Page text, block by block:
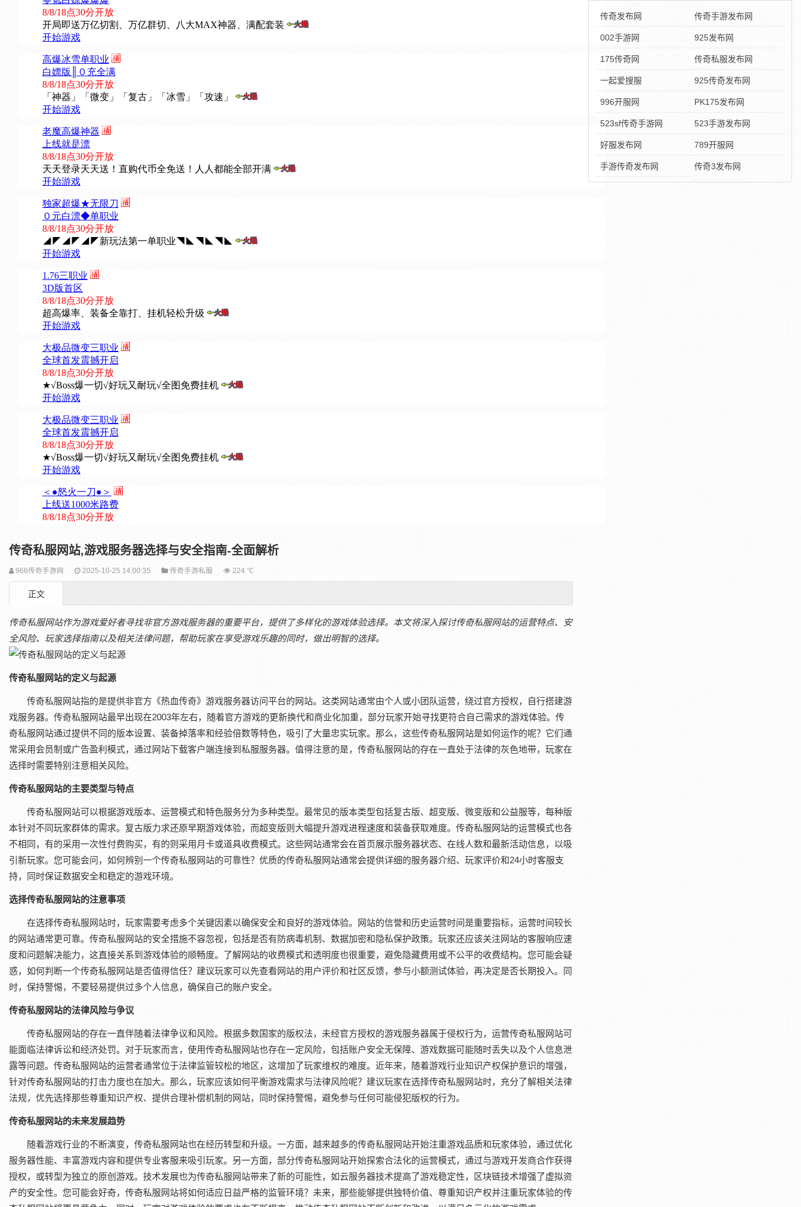
传奇私服网站,游戏服务器选择与安全指南-全面解析
966传奇手游网 2025-10-25 14:00:35 传奇手游私服 224 ℃
正文
传奇私服网站作为游戏爱好者寻找非官方游戏服务器的重要平台，提供了多样化的游戏体验选择。本文将深入探讨传奇私服网站的运营特点、安
全风险、玩家选择指南以及相关法律问题，帮助玩家在享受游戏乐趣的同时，做出明智的选择。
传奇私服网站的定义与起源
传奇私服网站指的是提供非官方《热血传奇》游戏服务器访问平台的网站。这类网站通常由个人或小团队运营，绕过官方授权，自行搭建游
戏服务器。传奇私服网站最早出现在2003年左右，随着官方游戏的更新换代和商业化加重，部分玩家开始寻找更符合自己需求的游戏体验。传
奇私服网站通过提供不同的版本设置、装备掉落率和经验倍数等特色，吸引了大量忠实玩家。那么，这些传奇私服网站是如何运作的呢？它们通
常采用会员制或广告盈利模式，通过网站下载客户端连接到私服服务器。值得注意的是，传奇私服网站的存在一直处于法律的灰色地带，玩家在
选择时需要特别注意相关风险。
传奇私服网站的主要类型与特点
传奇私服网站可以根据游戏版本、运营模式和特色服务分为多种类型。最常见的版本类型包括复古版、超变版、微变版和公益服等，每种版
本针对不同玩家群体的需求。复古版力求还原早期游戏体验，而超变版则大幅提升游戏进程速度和装备获取难度。传奇私服网站的运营模式也各
不相同，有的采用一次性付费购买，有的则采用月卡或道具收费模式。这些网站通常会在首页展示服务器状态、在线人数和最新活动信息，以吸
引新玩家。您可能会问，如何辨别一个传奇私服网站的可靠性？优质的传奇私服网站通常会提供详细的服务器介绍、玩家评价和24小时客服支
持，同时保证数据安全和稳定的游戏环境。
选择传奇私服网站的注意事项
在选择传奇私服网站时，玩家需要考虑多个关键因素以确保安全和良好的游戏体验。网站的信誉和历史运营时间是重要指标，运营时间较长
的网站通常更可靠。传奇私服网站的安全措施不容忽视，包括是否有防病毒机制、数据加密和隐私保护政策。玩家还应该关注网站的客服响应速
度和问题解决能力，这直接关系到游戏体验的顺畅度。了解网站的收费模式和透明度也很重要，避免隐藏费用或不公平的收费结构。您可能会疑
惑，如何判断一个传奇私服网站是否值得信任？建议玩家可以先查看网站的用户评价和社区反馈，参与小额测试体验，再决定是否长期投入。同
时，保持警惕，不要轻易提供过多个人信息，确保自己的账户安全。
传奇私服网站的法律风险与争议
传奇私服网站的存在一直伴随着法律争议和风险。根据多数国家的版权法，未经官方授权的游戏服务器属于侵权行为，运营传奇私服网站可
能面临法律诉讼和经济处罚。对于玩家而言，使用传奇私服网站也存在一定风险，包括账户安全无保障、游戏数据可能随时丢失以及个人信息泄
露等问题。传奇私服网站的运营者通常位于法律监管较松的地区，这增加了玩家维权的难度。近年来，随着游戏行业知识产权保护意识的增强，
针对传奇私服网站的打击力度也在加大。那么，玩家应该如何平衡游戏需求与法律风险呢？建议玩家在选择传奇私服网站时，充分了解相关法律
法规，优先选择那些尊重知识产权、提供合理补偿机制的网站，同时保持警惕，避免参与任何可能侵犯版权的行为。
传奇私服网站的未来发展趋势
随着游戏行业的不断演变，传奇私服网站也在经历转型和升级。一方面，越来越多的传奇私服网站开始注重游戏品质和玩家体验，通过优化
服务器性能、丰富游戏内容和提供专业客服来吸引玩家。另一方面，部分传奇私服网站开始探索合法化的运营模式，通过与游戏开发商合作获得
授权，或转型为独立的原创游戏。技术发展也为传奇私服网站带来了新的可能性，如云服务器技术提高了游戏稳定性，区块链技术增强了虚拟资
产的安全性。您可能会好奇，传奇私服网站将如何适应日益严格的监管环境？未来，那些能够提供独特价值、尊重知识产权并注重玩家体验的传
传奇发布网 传奇手游发布网
002手游网 925发布网
175传奇网 传奇私服发布网
一起爱搜服 925传奇发布网
996开服网 PK175发布网
523sf传奇手游网 523手游发布网
好服发布网 789开服网
手游传奇发布网 传奇3发布网